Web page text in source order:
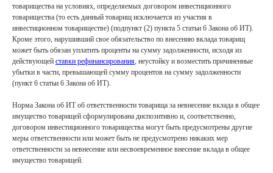
товарищества на условиях, определяемых договором инвестиционного
товарищества (то есть данный товарищ исключается из участия в
инвестиционном товариществе) (подпункт (2) пункта 5 статьи 6 Закона об ИТ).
Кроме этого, нарушивший свое обязательство по внесению вклада товарищ
может быть обязан уплатить проценты на сумму задолженности, исходя из
действующей ставки рефинансирования, неустойку и возместить причиненные
убытки в части, превышающей сумму процентов на сумму задолженности
(пункт 6 статьи 6 Закона об ИТ).
Норма Закона об ИТ об ответственности товарища за невнесение вклада в общее
имущество товарищей сформулирована диспозитивно и, соответственно,
договором инвестиционного товарищества могут быть предусмотрены другие
меры ответственности или может быть не предусмотрено никаких мер
ответственности за невнесение или несвоевременное внесение вклада в общее
имущество товарищей.